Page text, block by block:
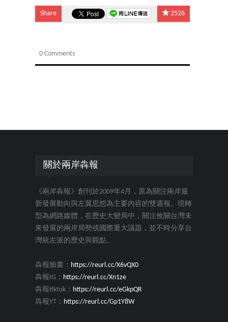
Share 2526
0 Comments
關於兩岸犇報
《兩岸犇報》創刊於2009年4月，原為關注兩岸最
新發展動向與左翼思想為主要內容的雙週報。現轉
型為網路媒體，在歷史大變局中，關注攸關台灣未
來發展的兩岸局勢或國際重大議題，並不時分享台
灣統左派的歷史與觀點。
犇報臉書： https://reurl.cc/X6vQX0
犇報IG： https://reurl.cc/Xn1ze
犇報tiktok： https://reurl.cc/eGkpQR
犇報YT： https://reurl.cc/Gp1Y8W